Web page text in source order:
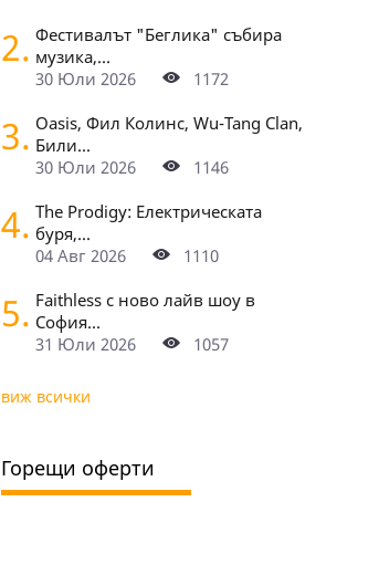
2. Фестивалът "Беглика" събира
музика,...
30 Юли 2026
1172
3. Oasis, Фил Колинс, Wu-Tang Clan,
Били...
30 Юли 2026
1146
4. The Prodigy: Електрическата
буря,...
04 Авг 2026
1110
5. Faithless с ново лайв шоу в
София...
31 Юли 2026
1057
виж всички
Горещи оферти